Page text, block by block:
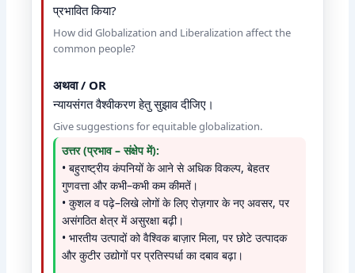
प्रभावित किया?
How did Globalization and Liberalization affect the
common people?
अथवा / OR
न्यायसंगत वैश्वीकरण हेतु सुझाव दीजिए।
Give suggestions for equitable globalization.
उत्तर (प्रभाव – संक्षेप में):
• बहुराष्ट्रीय कंपनियों के आने से अधिक विकल्प, बेहतर
गुणवत्ता और कभी–कभी कम कीमतें।
• कुशल व पढ़े–लिखे लोगों के लिए रोज़गार के नए अवसर, पर
असंगठित क्षेत्र में असुरक्षा बढ़ी।
• भारतीय उत्पादों को वैश्विक बाज़ार मिला, पर छोटे उत्पादक
और कुटीर उद्योगों पर प्रतिस्पर्धा का दबाव बढ़ा।